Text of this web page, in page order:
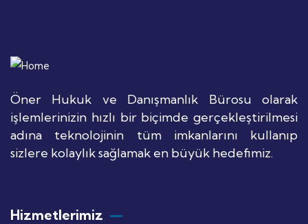
Öner Hukuk ve Danışmanlık Bürosu olarak
işlemlerinizin hızlı bir biçimde gerçekleştirilmesi
adına teknolojinin tüm imkanlarını kullanıp
sizlere kolaylık sağlamak en büyük hedefimiz.
Hizmetlerimiz